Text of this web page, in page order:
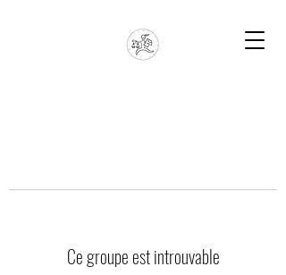
Ce groupe est introuvable